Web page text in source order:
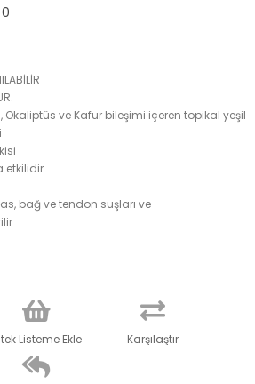
0
ve Kafur bileşimi içeren topikal yeşil
etkilidir
bağ ve tendon suşları ve
Listeme Ekle Karşılaştır